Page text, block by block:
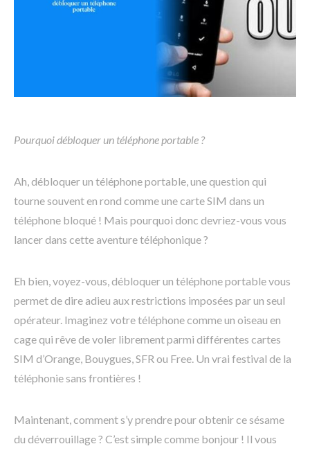
Pourquoi débloquer un téléphone portable ?
Ah, débloquer un téléphone portable, une question qui
tourne souvent en rond comme une carte SIM dans un
téléphone bloqué ! Mais pourquoi donc devriez-vous vous
lancer dans cette aventure téléphonique ?
Eh bien, voyez-vous, débloquer un téléphone portable vous
permet de dire adieu aux restrictions imposées par un seul
opérateur. Imaginez votre téléphone comme un oiseau en
cage qui rêve de voler librement parmi différentes cartes
SIM d’Orange, Bouygues, SFR ou Free. Un vrai festival de la
téléphonie sans frontières !
Maintenant, comment s’y prendre pour obtenir ce sésame
du déverrouillage ? C’est simple comme bonjour ! Il vous